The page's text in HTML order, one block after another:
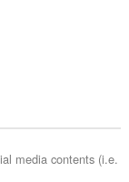
media contents (i.e.